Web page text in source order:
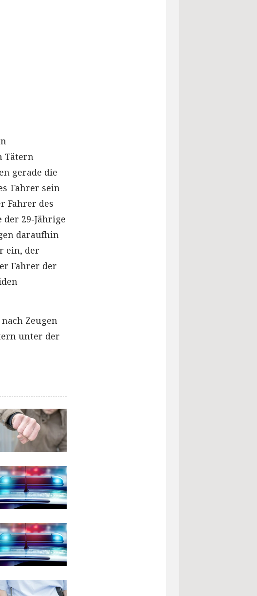
Tätern
gerade die
Fahrer sein
Fahrer des
29-Jährige
daraufhin
ein, der
Fahrer der
Zeugen
unter der